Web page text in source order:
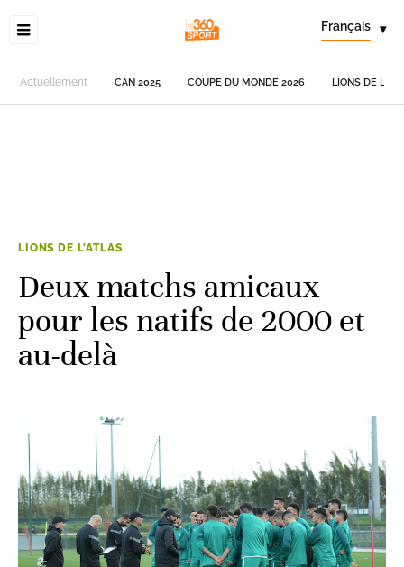
Français ▾
Actuellement CAN 2025 COUPE DU MONDE 2026 LIONS DE
LIONS DE L'ATLAS
Deux matchs amicaux
pour les natifs de 2000 et
au-delà